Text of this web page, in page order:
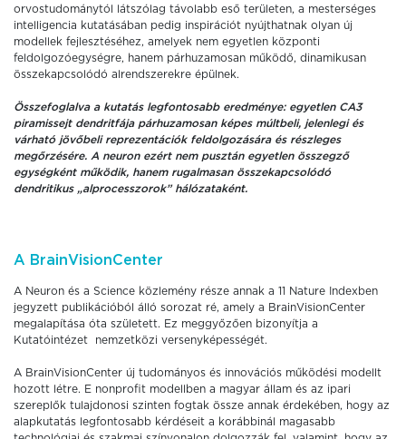
orvostudománytól látszólag távolabb eső területen, a mesterséges
intelligencia kutatásában pedig inspirációt nyújthatnak olyan új
modellek fejlesztéséhez, amelyek nem egyetlen központi
feldolgozóegységre, hanem párhuzamosan működő, dinamikusan
összekapcsolódó alrendszerekre épülnek.
Összefoglalva a kutatás legfontosabb eredménye: egyetlen CA3
piramissejt dendritfája párhuzamosan képes múltbeli, jelenlegi és
várható jövőbeli reprezentációk feldolgozására és részleges
megőrzésére. A neuron ezért nem pusztán egyetlen összegző
egységként működik, hanem rugalmasan összekapcsolódó
dendritikus „alprocesszorok” hálózataként.
A BrainVisionCenter
A Neuron és a Science közlemény része annak a 11 Nature Indexben
jegyzett publikációból álló sorozat ré, amely a BrainVisionCenter
megalapítása óta született. Ez meggyőzően bizonyítja a
Kutatóintézet nemzetközi versenyképességét.
A BrainVisionCenter új tudományos és innovációs működési modellt
hozott létre. E nonprofit modellben a magyar állam és az ipari
szereplők tulajdonosi szinten fogtak össze annak érdekében, hogy az
alapkutatás legfontosabb kérdéseit a korábbinál magasabb